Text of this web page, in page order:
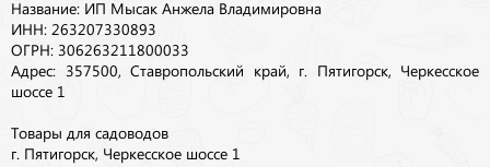
Название: ИП Мысак Анжела Владимировна
ИНН: 263207330893
ОГРН: 306263211800033
Адрес: 357500, Ставропольский край, г. Пятигорск, Черкесское
шоссе 1
Товары для садоводов
г. Пятигорск, Черкесское шоссе 1